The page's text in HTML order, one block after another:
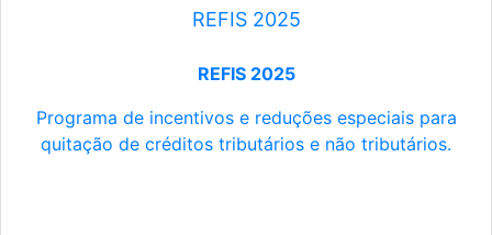
REFIS 2025
REFIS 2025
Programa de incentivos e reduções especiais para
quitação de créditos tributários e não tributários.